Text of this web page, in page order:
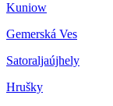
Kuniow
Gemerská Ves
Satoraljaújhely
Hrušky